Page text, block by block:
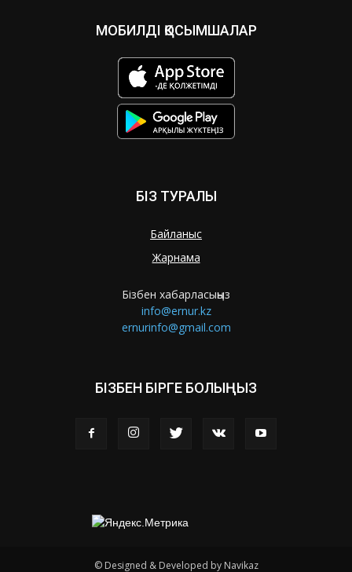
МОБИЛДІ ҚОСЫМШАЛАР
БІЗ ТУРАЛЫ
Байланыс
Жарнама
Бізбен хабарласыңыз
info@ernur.kz
ernurinfo@gmail.com
БІЗБЕН БІРГЕ БОЛЫҢЫЗ
© Designed & Developed by Navikaz